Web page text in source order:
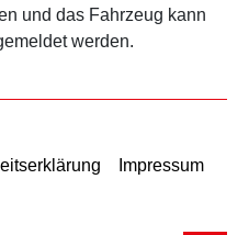
und das Fahrzeug kann
werden.
Impressum